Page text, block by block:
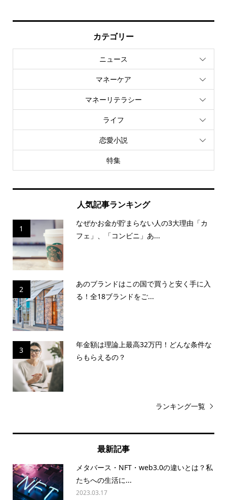
カテゴリー
ニュース
マネーケア
マネーリテラシー
ライフ
恋愛小説
特集
人気記事ランキング
1
なぜかお金が貯まらない人の3大理由「カ
フェ」、「コンビニ」あ...
2
あのブランドはこの国で買うと安く手に入
る！全18ブランドをご...
3
年金額は理論上最高32万円！どんな条件な
らもらえるの？
ランキング一覧
最新記事
メタバース・NFT・web3.0の違いとは？私
たちへの生活に...
2023.03.17